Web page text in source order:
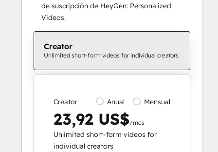
de suscripción de HeyGen: Personalized
Videos.
Creator
Unlimited short-form videos for individual creators
Creator Anual Mensual
23,92 US$/mes
Unlimited short-form videos for
individual creators